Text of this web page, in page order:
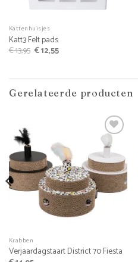
Kattenhuisjes
Katt3 Felt pads
€13,95 Oorspronkelijke
€12,55Huidige
prijs
Gerelateerde producten
Krabben
Verjaardagstaart District 70 Fiesta